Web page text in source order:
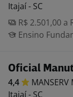
Itajaí - SC
R$ 2.501,00 a
Ensino
Oficial
4,4 MANSERV
Itajaí - SC